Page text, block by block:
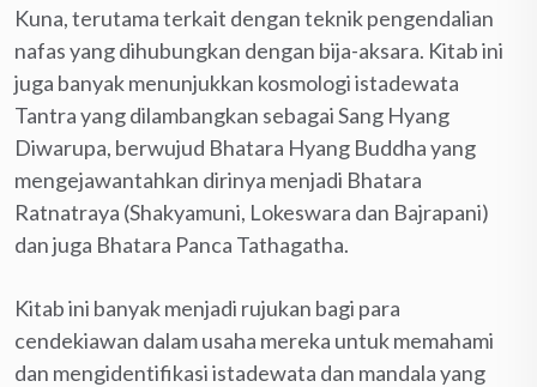
Kuna, terutama terkait dengan teknik pengendalian
nafas yang dihubungkan dengan bija-aksara. Kitab ini
juga banyak menunjukkan kosmologi istadewata
Tantra yang dilambangkan sebagai Sang Hyang
Diwarupa, berwujud Bhatara Hyang Buddha yang
mengejawantahkan dirinya menjadi Bhatara
Ratnatraya (Shakyamuni, Lokeswara dan Bajrapani)
dan juga Bhatara Panca Tathagatha.
Kitab ini banyak menjadi rujukan bagi para
cendekiawan dalam usaha mereka untuk memahami
dan mengidentifikasi istadewata dan mandala yang